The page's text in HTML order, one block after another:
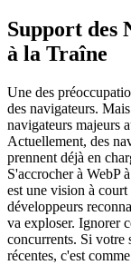
Support des
à la Traîne
Une des
des navigateurs.
navigateurs majeurs
Actuellement, des
prennent déjà en
S'accrocher à WebP
est une vision à
développeurs
va exploser. Ignorer
concurrents. Si votre
récentes, c'est